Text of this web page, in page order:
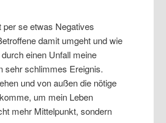
se etwas Negatives
damit umgeht und wie
einen Unfall meine
sehr schlimmes Ereignis.
und von außen die nötige
um mein Leben
mehr Mittelpunkt, sondern